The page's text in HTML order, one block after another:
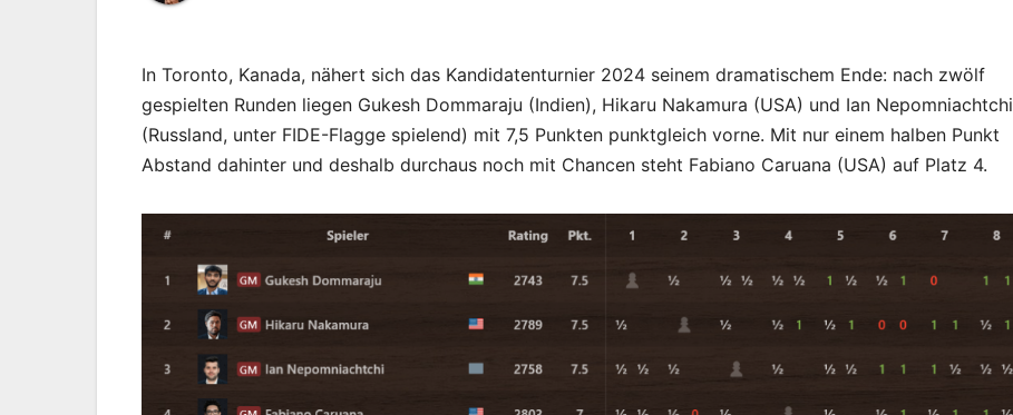
In Toronto, Kanada, nähert sich das Kandidatenturnier 2024 seinem dramatischem Ende: nach zwölf
gespielten Runden liegen Gukesh Dommaraju (Indien), Hikaru Nakamura (USA) und Ian Nepomniachtchi
(Russland, unter FIDE-Flagge spielend) mit 7,5 Punkten punktgleich vorne. Mit nur einem halben Punkt
Abstand dahinter und deshalb durchaus noch mit Chancen steht Fabiano Caruana (USA) auf Platz 4.